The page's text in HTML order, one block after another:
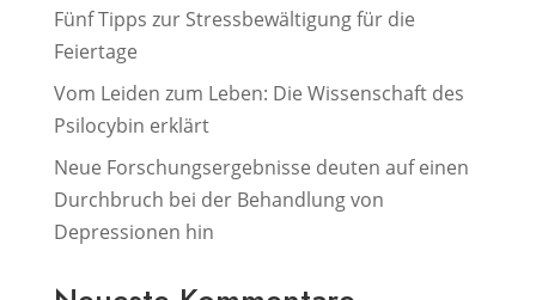
Fünf Tipps zur Stressbewältigung für die
Feiertage
Vom Leiden zum Leben: Die Wissenschaft des
Psilocybin erklärt
Neue Forschungsergebnisse deuten auf einen
Durchbruch bei der Behandlung von
Depressionen hin